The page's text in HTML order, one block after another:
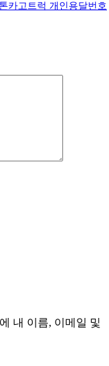
카고트럭 개인용달번호
내 이름, 이메일 및